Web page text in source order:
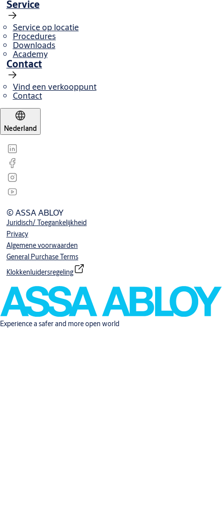
Service
Service op locatie
Procedures
Downloads
Academy
Contact
Vind een verkooppunt
Contact
Nederland
© ASSA ABLOY
Juridisch/ Toegankelijkheid
Privacy
Algemene voorwaarden
General Purchase Terms
Klokkenluidersregeling
Experience a safer and more open world